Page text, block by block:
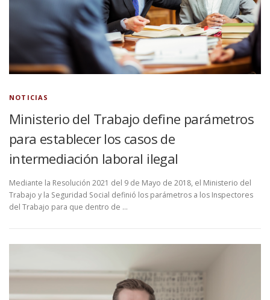
NOTICIAS
Ministerio del Trabajo define parámetros
para establecer los casos de
intermediación laboral ilegal
Mediante la Resolución 2021 del 9 de Mayo de 2018, el Ministerio del
Trabajo y la Seguridad Social definió los parámetros a los Inspectores
del Trabajo para que dentro de …